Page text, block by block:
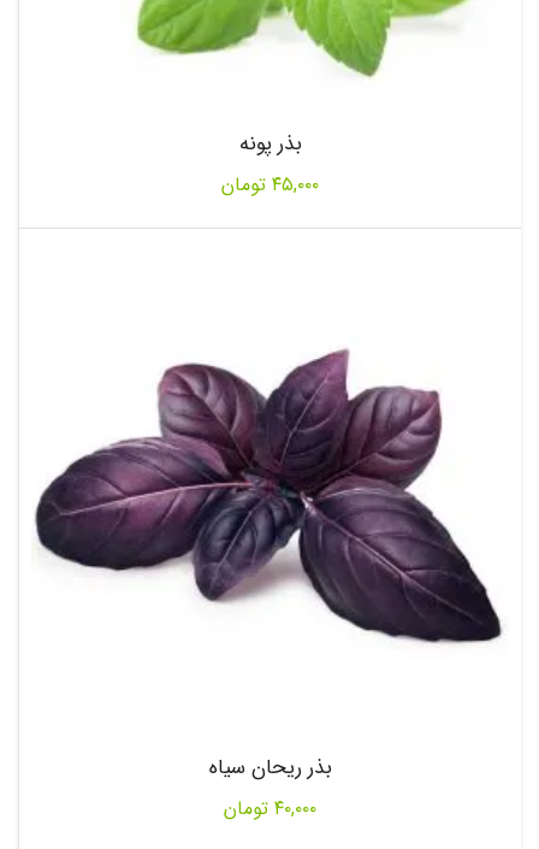
بذر پونه
۴۵,۰۰۰ تومان
بذر ریحان سیاه
۴۰,۰۰۰ تومان